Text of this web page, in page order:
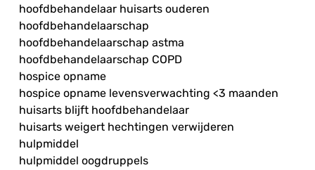
hoofdbehandelaar huisarts ouderen
hoofdbehandelaarschap
hoofdbehandelaarschap astma
hoofdbehandelaarschap COPD
hospice opname
hospice opname levensverwachting <3 maanden
huisarts blijft hoofdbehandelaar
huisarts weigert hechtingen verwijderen
hulpmiddel
hulpmiddel oogdruppels